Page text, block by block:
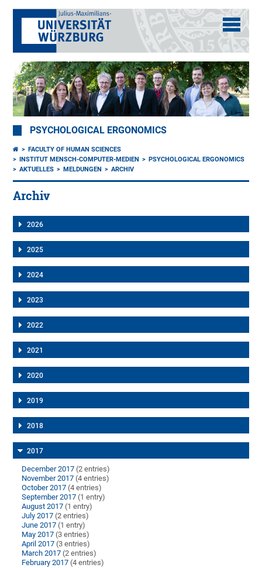
PSYCHOLOGICAL ERGONOMICS
FACULTY OF HUMAN SCIENCES
INSTITUT MENSCH-COMPUTER-MEDIEN
PSYCHOLOGICAL ERGONOMICS
AKTUELLES
MELDUNGEN ARCHIV
Archiv
2026
2025
2024
2023
2022
2021
2020
2019
2018
2017
December 2017 (2 entries)
November 2017 (4 entries)
October 2017 (4 entries)
September 2017 (1 entry)
August 2017 (1 entry)
July 2017 (2 entries)
June 2017 (1 entry)
May 2017 (3 entries)
April 2017 (3 entries)
March 2017 (2 entries)
February 2017 (4 entries)